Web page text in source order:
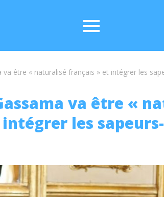
va être « naturalisé français » et intégrer les
va être «
les